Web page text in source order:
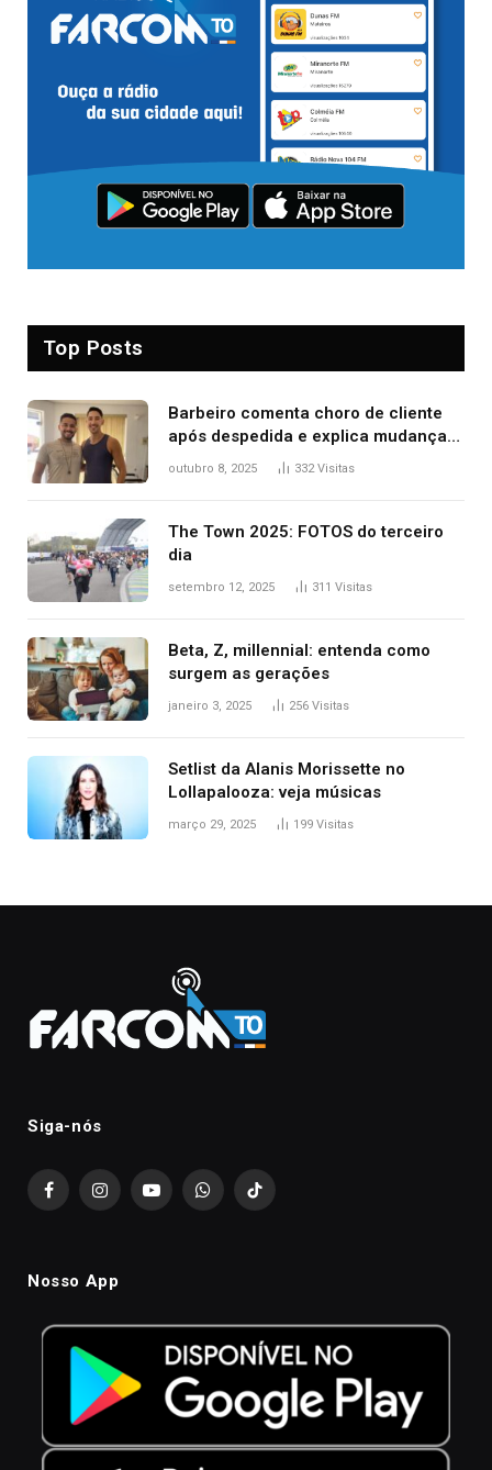
Top Posts
Barbeiro comenta choro de cliente
após despedida e explica mudança
para o TO: ‘Não esperava atingir
outubro 8, 2025 332Visitas
The Town 2025: FOTOS do terceiro
dia
setembro 12, 2025 311 Visitas
Beta, Z, millennial: entenda como
surgem as gerações
janeiro 3, 2025 256 Visitas
Setlist da Alanis Morissette no
Lollapalooza: veja músicas
março 29, 2025 199 Visitas
Siga-nós
FacebookInstagramYouTubeWhatsAppTikTok
Nosso App